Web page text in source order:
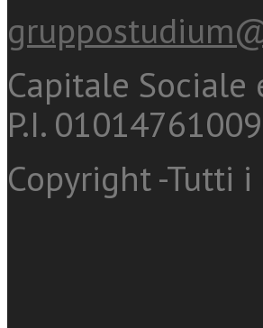
Capitale Sociale
P.I.
Copyright -Tutti